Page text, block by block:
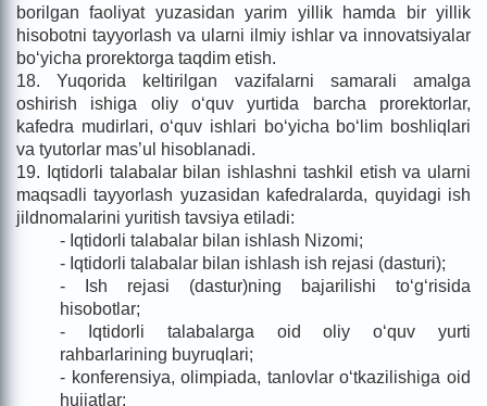
borilgan faoliyat yuzasidan yarim yillik hamda bir yillik
hisobotni tayyorlash va ularni ilmiy ishlar va innovatsiyalar
bo‘yicha prorektorga taqdim etish.
18. Yuqorida keltirilgan vazifalarni samarali amalga
oshirish ishiga oliy o‘quv yurtida barcha prorektorlar,
kafedra mudirlari, o‘quv ishlari bo‘yicha bo‘lim boshliqlari
va tyutorlar mas’ul hisoblanadi.
19. Iqtidorli talabalar bilan ishlashni tashkil etish va ularni
maqsadli tayyorlash yuzasidan kafedralarda, quyidagi ish
jildnomalarini yuritish tavsiya etiladi:
- Iqtidorli talabalar bilan ishlash Nizomi;
- Iqtidorli talabalar bilan ishlash ish rejasi (dasturi);
- Ish rejasi (dastur)ning bajarilishi to‘g‘risida
hisobotlar;
- Iqtidorli talabalarga oid oliy o‘quv yurti
rahbarlarining buyruqlari;
- konferensiya, olimpiada, tanlovlar o‘tkazilishiga oid
hujjatlar;